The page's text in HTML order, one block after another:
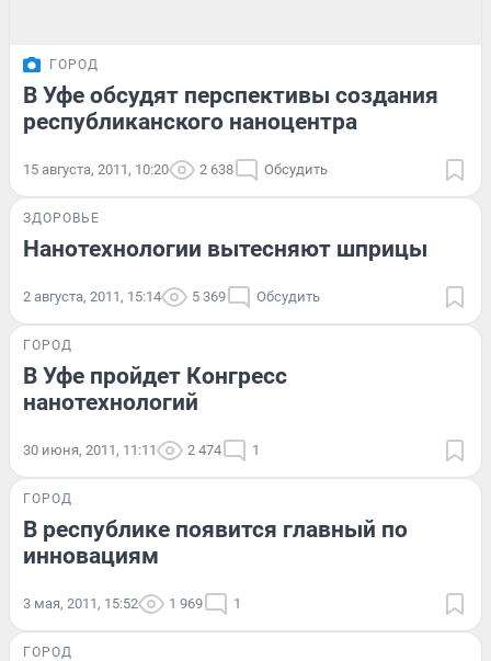
ГОРОД
В Уфе обсудят перспективы создания
республиканского наноцентра
15 августа, 2011, 10:20 2 638 Обсудить
ЗДОРОВЬЕ
Нанотехнологии вытесняют шприцы
2 августа, 2011, 15:14 5 369 Обсудить
ГОРОД
В Уфе пройдет Конгресс
нанотехнологий
30 июня, 2011, 11:11 2 474 1
ГОРОД
В республике появится главный по
инновациям
3 мая, 2011, 15:52 1 969 1
ГОРОД